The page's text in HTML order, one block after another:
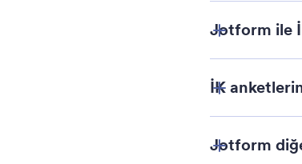
Jotform ile
İK
Jotform